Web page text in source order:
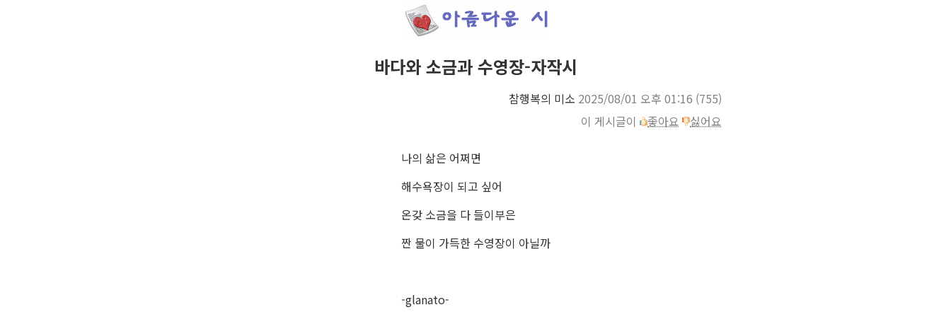
바다와 소금과 수영장-자작시
참행복의 미소 2025/08/01 오후 01:16 (755)
이 게시글이
좋아요 싫어요
나의 삶은 어쩌면
해수욕장이 되고 싶어
온갖 소금을 다 들이부은
짠 물이 가득한 수영장이 아닐까
-glanato-